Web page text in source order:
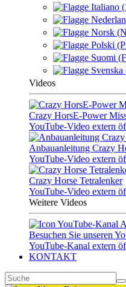
Italiano
Norsk
Polski
Suomi
Svenska
Videos
Crazy HorsE-Power
YouTube-Video extern
Anbauanleitung Crazy
YouTube-Video extern
Crazy Horse Tetralenker
YouTube-Video extern
Weitere Videos
Besuchen Sie unseren
YouTube-Kanal extern
KONTAKT